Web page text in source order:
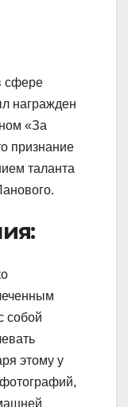
сфере
награжден
«За
признание
таланта
собой
этому у